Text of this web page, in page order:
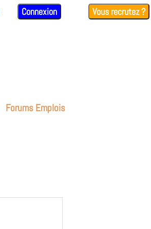
Connexion Vous recrutez ?
Forums Emplois